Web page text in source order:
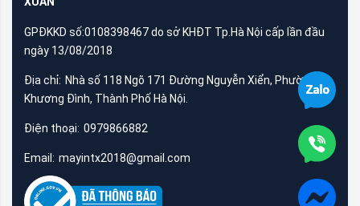
GPĐKKD số:0108398467 do sở KHĐT Tp.Hà Nội cấp lần đầu
ngày 13/08/2018
Địa chỉ: Nhà số 118 Ngõ 171 Đường Nguyễn Xiển, Phường
Khương Đình, Thành Phố Hà Nội.
Điện thoại: 0979866882
Email: mayintx2018@gmail.com